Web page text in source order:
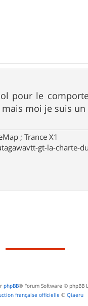
pour le
moi je suis
; Trance X1
gt-la-charte-
phpBB® Forum Software © phpBB
française officielle © Qiaeru